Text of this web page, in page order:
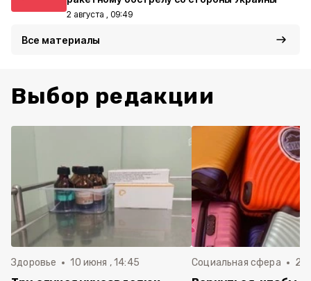
2 августа , 09:49
Все материалы
Выбор редакции
Здоровье 10 июня , 14:45 Социальная сфера 20